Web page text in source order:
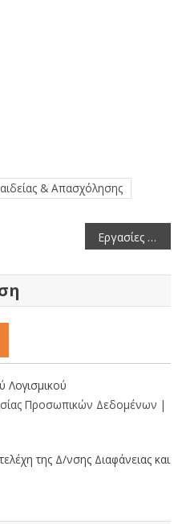
& Απασχόλησης
Εργασίες συντήρησης δασικής οδοποιίας σε Πάρκο Εθνικής Συμφιλίωσης, Αλεβίτσα, Χιονάτο και Πολυάνεμο από την Π.Ε. Καστοριάς
Λογισμικού
Προσωπικών Δεδομένων |
της Δ/νσης Διαφάνειας και